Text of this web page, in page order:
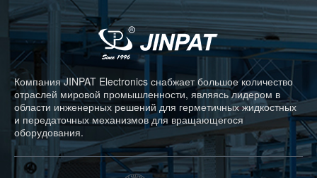
Компания JINPAT Electronics снабжает большое количество
отраслей мировой промышленности, являясь лидером в
области инженерных решений для герметичных жидкостных
и передаточных механизмов для вращающегося
оборудования.